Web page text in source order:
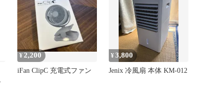
¥ 2,200
iFan ClipC 充電式ファン
¥3,800
Jenix 冷風扇 本体 KM-012